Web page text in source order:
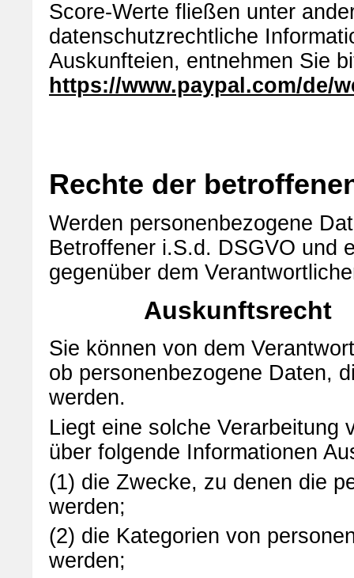
Score-Werte fließen unter
datenschutzrechtliche
Auskunfteien, entnehmen Sie
https://www.paypal.com/de/
Rechte der
Werden personenbezogene
Betroffener i.S.d. DSGVO und
gegenüber dem
Auskunftsrecht
Sie können von dem
ob personenbezogene Daten,
werden.
Liegt eine solche Verarbeitung
über folgende Informationen
(1) die Zwecke, zu denen die
werden;
(2) die Kategorien von
werden;